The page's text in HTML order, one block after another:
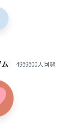
ム 4969600人回覧